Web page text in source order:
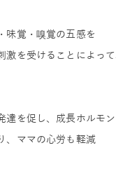
味覚・嗅覚の五感を
激を受けることによっ
達を促し、成長ホルモ
、ママの心労も軽減